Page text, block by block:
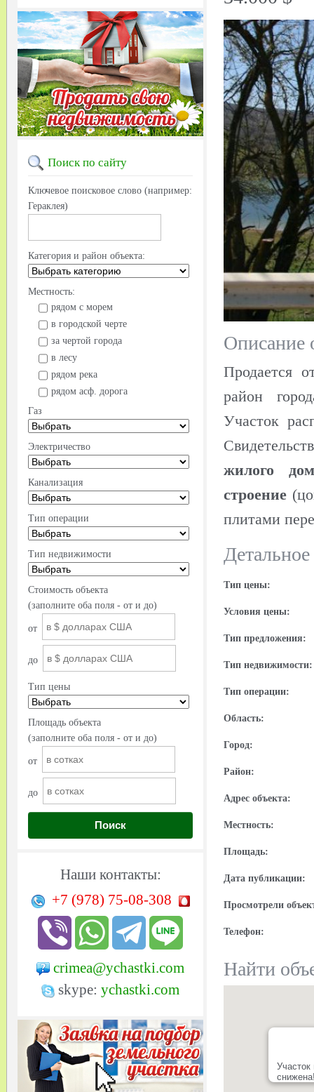
Поискпо сайту
Ключевое поисковое слово (например:
Гераклея)
Категория и район объекта:
Местность:
рядом с морем
в городской черте
за чертой города
в лесу
рядом река
рядом асф. дорога
Газ
Электричество
Канализация
Тип операции
Тип недвижимости
Стоимость объекта
(заполните оба поля - от и до)
от
до
Тип цены
Площадь объекта
(заполните оба поля - от и до)
от
до
Поиск
Наши контакты:
+7 (978) 75-08-308
crimea@ychastki.com
skype: ychastki.com
Описание
Продается
район
Участок
жилого
строение
плитами
Тип цены:
Условия цены:
Тип предложения:
Тип недвижимости:
Тип операции:
Область:
Город:
Район:
Адрес объекта:
Местность:
Площадь:
Дата публикации:
Просмотрели
Телефон:
Найти
снижена!